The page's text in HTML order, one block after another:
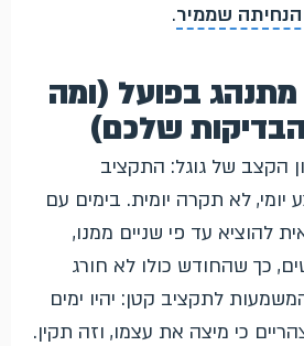
שממיר.
בפועל (ומה
שלכם)
הקצב של גוגל: התקציב
לא תקרה יומית. בימים עם
להוציא עד פי שניים ממנו,
כך שהחודש כולו לא חורג
המשמעות לתקציב קטן: יהיו ימים
כי מיצה את עצמו, וזה תקין.